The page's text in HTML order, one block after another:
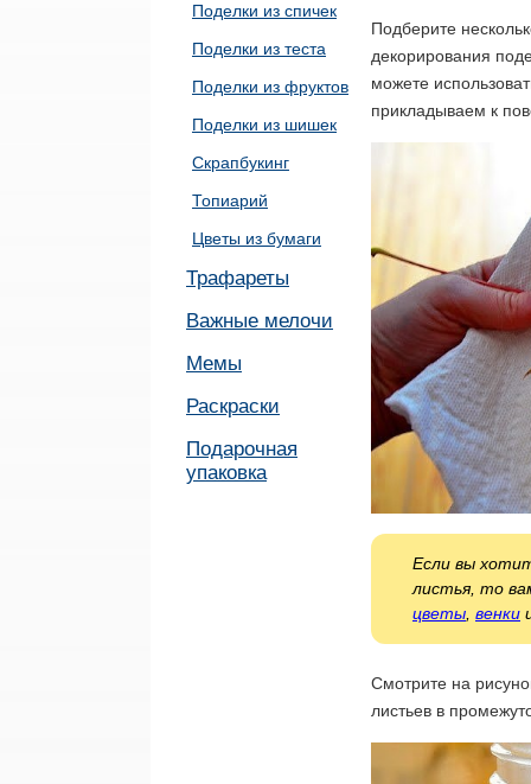
Поделки из спичек
Поделки из теста
Поделки из фруктов
Поделки из шишек
Скрапбукинг
Топиарий
Цветы из бумаги
Трафареты
Важные мелочи
Мемы
Раскраски
Подарочная
упаковка
Подберите
декорирования
можете
прикладываем к
Если вы
листья, то
цветы венки
Смотрите на
листьев в